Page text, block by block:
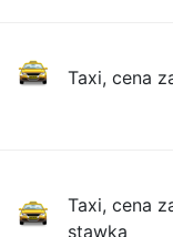
Taxi, cena
Taxi, cena
stawka